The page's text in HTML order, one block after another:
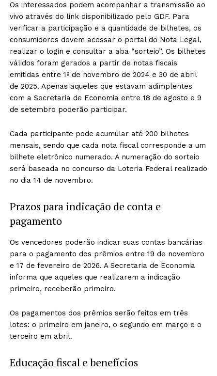
Os interessados podem acompanhar a transmissão ao
vivo através do link disponibilizado pelo GDF. Para
verificar a participação e a quantidade de bilhetes, os
consumidores devem acessar o portal do Nota Legal,
realizar o login e consultar a aba “sorteio”. Os bilhetes
válidos foram gerados a partir de notas fiscais
emitidas entre 1º de novembro de 2024 e 30 de abril
de 2025. Apenas aqueles que estavam adimplentes
com a Secretaria de Economia entre 18 de agosto e 9
de setembro poderão participar.
Cada participante pode acumular até 200 bilhetes
mensais, sendo que cada nota fiscal corresponde a um
bilhete eletrônico numerado. A numeração do sorteio
será baseada no concurso da Loteria Federal realizado
no dia 14 de novembro.
Prazos para indicação de conta e
pagamento
Os vencedores poderão indicar suas contas bancárias
para o pagamento dos prêmios entre 19 de novembro
e 17 de fevereiro de 2026. A Secretaria de Economia
informa que aqueles que realizarem a indicação
primeiro, receberão primeiro.
Os pagamentos dos prêmios serão feitos em três
lotes: o primeiro em janeiro, o segundo em março e o
terceiro em abril.
Educação fiscal e benefícios